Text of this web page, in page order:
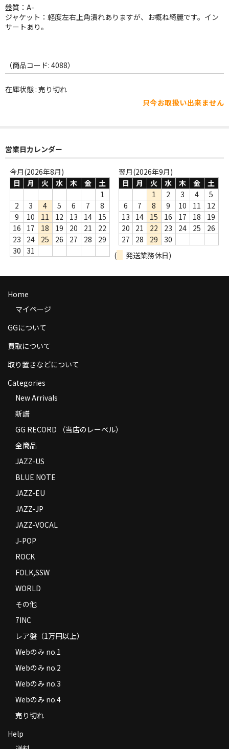
ROCK
WORLD
その他
Webのみ no.1
Webのみ no.2
Webのみ no.3
Webのみ no.4
売り切れ
Help
送料
商品の発送
返品
コンディション
Privacy Policy
Contact
盤質：A-
ジャケット：軽度左右上角潰れありますが、お概ね綺麗です。イン
サートあり。
（商品コード: 4088）
在庫状態 : 売り切れ
只今お取扱い出来ません
営業日カレンダー
今月(2026年8月)
日
月 火 水 木 金
土
1
2
3 4 5 6 7
8
9
10 11 12 13 14
15
16
17 18 19 20 21
22
23
24 25 26 27 28
29
30
31
翌月(2026年9月)
日
月 火 水 木 金
土
1
2 3 4
5
6
7 8 9 10 11
12
13
14 15 16 17 18
19
20
21 22 23 24 25
26
27
28 29
30
(
発送業務休日)
Home
マイページ
GGについて
買取について
取り置きなどについて
Categories
New Arrivals
新譜
GG RECORD （当店のレーベル）
全商品
JAZZ-US
BLUE NOTE
JAZZ-EU
JAZZ-JP
JAZZ-VOCAL
J-POP
ROCK
FOLK,SSW
WORLD
その他
7INC
レア盤（1万円以上）
Webのみ no.1
Webのみ no.2
Webのみ no.3
Webのみ no.4
売り切れ
Help